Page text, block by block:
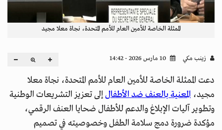
الممثلة الخاصة للأمين العام للأمم المتحدة، نجاة معلا مجيد
زينب مكي
دعت الممثلة الخاصة للأمين العام للأمم المتحدة، نجاة معلا
مجيد، المعنية بالعنف ضد الأطفالإلى تعزيز التشريعات الوطنية
وتطوير آليات الإبلاغ والدعم للأطفال ضحايا العنف الرقمي،
مؤكدة ضرورة دمج سلامة الطفل وخصوصيته في تصميم